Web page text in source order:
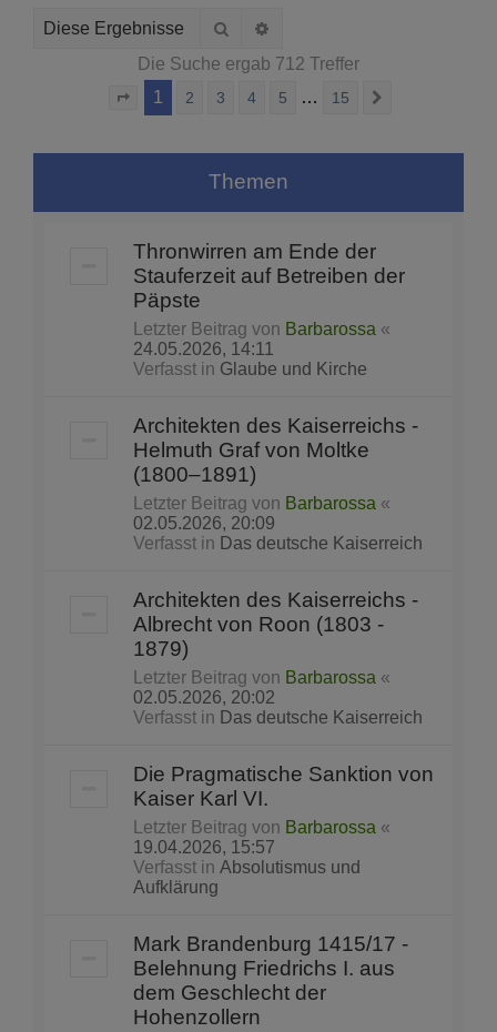
Suche
Die Suche ergab 712 Treffer
Seite von 15
1 2 3 4 5 … 15
Themen
Thronwirren am Ende der
Stauferzeit auf Betreiben der
Päpste
Letzter Beitrag von Barbarossa «
24.05.2026, 14:11
Verfasst in Glaube und Kirche
Architekten des Kaiserreichs -
Helmuth Graf von Moltke
(1800–1891)
Letzter Beitrag von Barbarossa «
02.05.2026, 20:09
Verfasst in Das deutsche Kaiserreich
Architekten des Kaiserreichs -
Albrecht von Roon (1803 -
1879)
Letzter Beitrag von Barbarossa «
02.05.2026, 20:02
Verfasst in Das deutsche Kaiserreich
Die Pragmatische Sanktion von
Kaiser Karl VI.
Letzter Beitrag von Barbarossa «
19.04.2026, 15:57
Verfasst in Absolutismus und
Aufklärung
Mark Brandenburg 1415/17 -
Belehnung Friedrichs I. aus
dem Geschlecht der
Hohenzollern